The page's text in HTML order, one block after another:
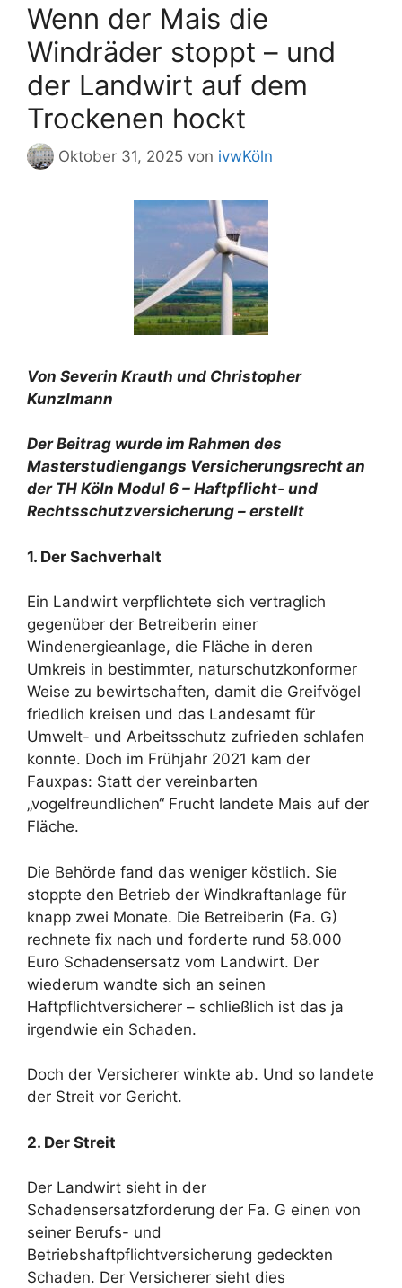
Wenn der Mais die
Windräder stoppt – und
der Landwirt auf dem
Trockenen hockt
Oktober 31, 2025 von ivwKöln
Von Severin Krauth und Christopher
Kunzlmann
Der Beitrag wurde im Rahmen des
Masterstudiengangs Versicherungsrecht an
der TH Köln Modul 6 – Haftpflicht- und
Rechtsschutzversicherung – erstellt
1. Der Sachverhalt
Ein Landwirt verpflichtete sich vertraglich
gegenüber der Betreiberin einer
Windenergieanlage, die Fläche in deren
Umkreis in bestimmter, naturschutzkonformer
Weise zu bewirtschaften, damit die Greifvögel
friedlich kreisen und das Landesamt für
Umwelt- und Arbeitsschutz zufrieden schlafen
konnte. Doch im Frühjahr 2021 kam der
Fauxpas: Statt der vereinbarten
„vogelfreundlichen“ Frucht landete Mais auf der
Fläche.
Die Behörde fand das weniger köstlich. Sie
stoppte den Betrieb der Windkraftanlage für
knapp zwei Monate. Die Betreiberin (Fa. G)
rechnete fix nach und forderte rund 58.000
Euro Schadensersatz vom Landwirt. Der
wiederum wandte sich an seinen
Haftpflichtversicherer – schließlich ist das ja
irgendwie ein Schaden.
Doch der Versicherer winkte ab. Und so landete
der Streit vor Gericht.
2. Der Streit
Der Landwirt sieht in der
Schadensersatzforderung der Fa. G einen von
seiner Berufs- und
Betriebshaftpflichtversicherung gedeckten
Schaden. Der Versicherer sieht dies